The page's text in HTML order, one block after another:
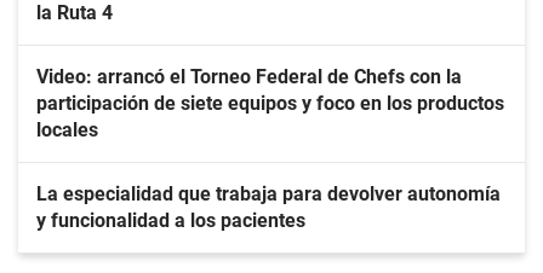
la Ruta 4
Video: arrancó el Torneo Federal de Chefs con la
participación de siete equipos y foco en los productos
locales
La especialidad que trabaja para devolver autonomía
y funcionalidad a los pacientes